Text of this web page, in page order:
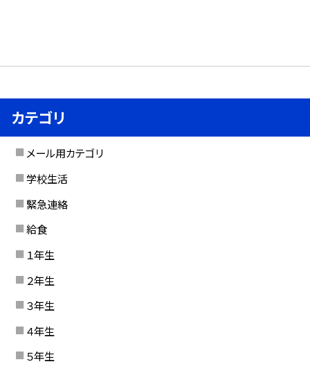
カテゴリ
メール用カテゴリ
学校生活
緊急連絡
給食
１年生
２年生
３年生
４年生
５年生